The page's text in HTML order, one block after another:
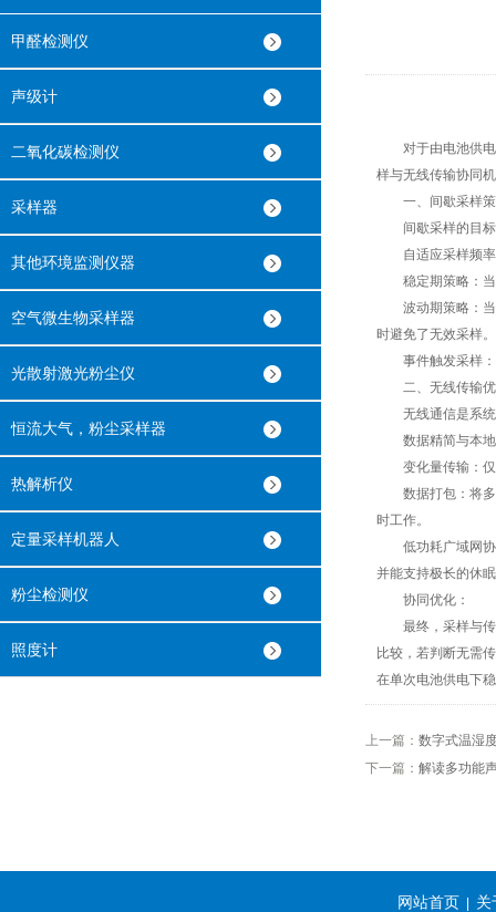
甲醛检测仪
声级计
二氧化碳检测仪
采样器
其他环境监测仪器
空气微生物采样器
光散射激光粉尘仪
恒流大气，粉尘采样器
热解析仪
定量采样机器人
粉尘检测仪
照度计
对于由电池供电
样与无线传输协同
一、间歇采样策
间歇采样的目标
自适应采样频率
稳定期策略：当
波动期策略：当
时避免了无效采样。
事件触发采样：
二、无线传输优
无线通信是系统
数据精简与本地
变化量传输：仅
数据打包：将多
时工作。
低功耗广域网协
并能支持极长的休
协同优化：
最终，采样与传
比较，若判断无需
在单次电池供电下
上一篇： 数字式温湿
下一篇： 解读多功能
网站首页 关